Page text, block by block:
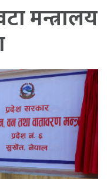
मन्त्रालय